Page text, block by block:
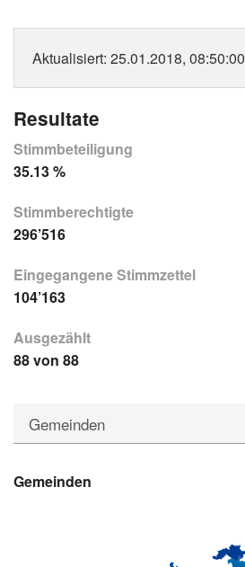
Aktualisiert: 25.01.2018, 08:50:00
Resultate
Stimmbeteiligung
35.13 %
Stimmberechtigte
296’516
Eingegangene Stimmzettel
104’163
Ausgezählt
88 von 88
Gemeinden
Gemeinden